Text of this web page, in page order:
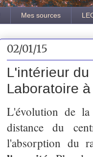
Mes sources
02/01/15
L'intérieur
Laboratoire
L'évolution de
distance du
l'absorption du